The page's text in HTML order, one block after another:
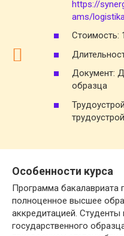
https://
ams/
Стоимость:
Документ:
образца
Особенности курса
Программа бакалавриата
полноценное высшее
аккредитацией.
государственного